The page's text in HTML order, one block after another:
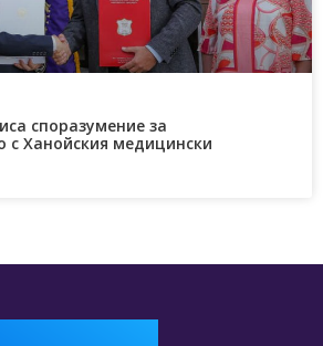
споразумение за
с Ханойския медицински